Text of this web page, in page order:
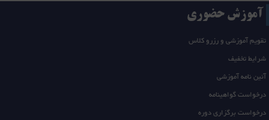
آموزش حضوری
تقویم آموزشی و رزرو کلاس
شرایط تخفیف
آئین نامه آموزشی
درخواست گواهینامه
درخواست برگزاری دوره